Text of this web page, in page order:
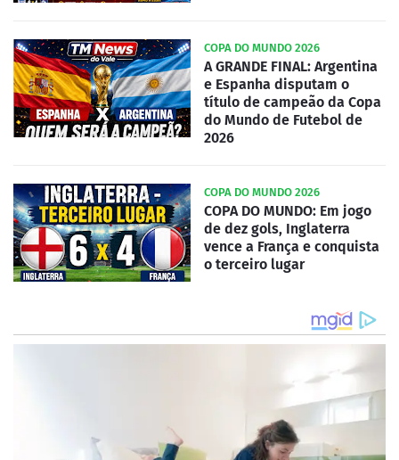
COPA DO MUNDO 2026
A GRANDE FINAL: Argentina
e Espanha disputam o
título de campeão da Copa
do Mundo de Futebol de
2026
COPA DO MUNDO 2026
COPA DO MUNDO: Em jogo
de dez gols, Inglaterra
vence a França e conquista
o terceiro lugar